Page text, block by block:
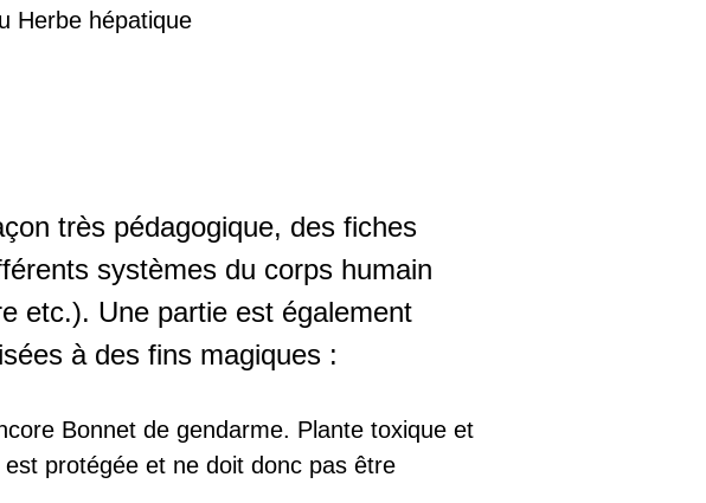
Herbe hépatique
très pédagogique, des fiches
systèmes du corps humain
etc.). Une partie est également
à des fins magiques :
Bonnet de gendarme. Plante toxique et
protégée et ne doit donc pas être